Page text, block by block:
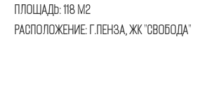
ПЛОЩАДЬ: 118 М2
РАСПОЛОЖЕНИЕ: Г.ПЕНЗА, ЖК "СВОБОДА"